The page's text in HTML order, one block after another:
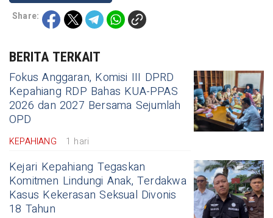
Share:
BERITA TERKAIT
Fokus Anggaran, Komisi III DPRD
Kepahiang RDP Bahas KUA-PPAS
2026 dan 2027 Bersama Sejumlah
OPD
KEPAHIANG 1 hari
Kejari Kepahiang Tegaskan
Komitmen Lindungi Anak, Terdakwa
Kasus Kekerasan Seksual Divonis
18 Tahun